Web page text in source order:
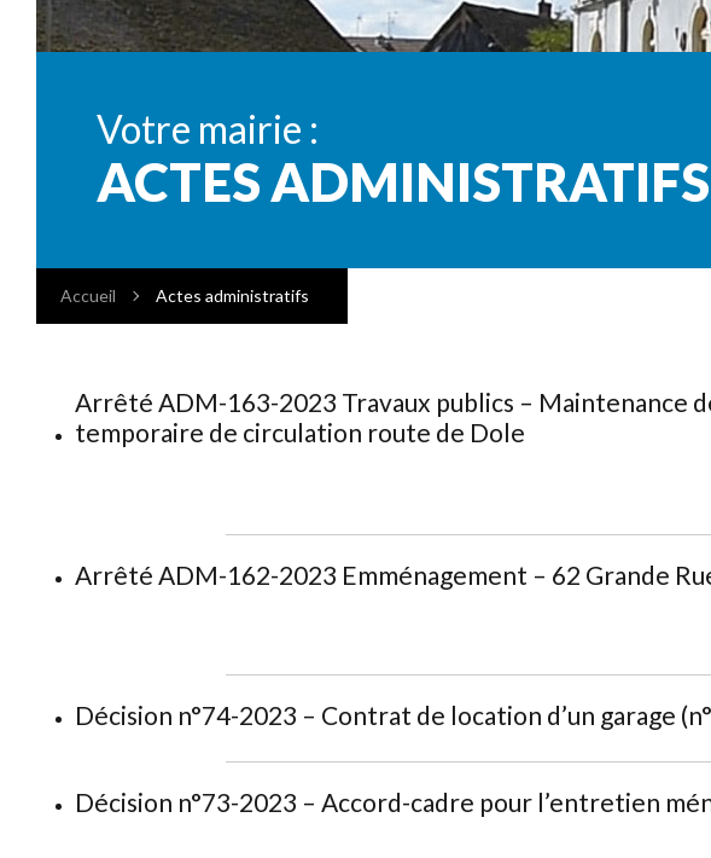
Votre mairie :
ACTES ADMINISTRATIFS
Accueil Actes administratifs
Arrêté ADM-163-2023 Travaux publics – Maintenance
temporaire de circulation route de Dole
Arrêté ADM-162-2023 Emménagement – 62 Grande
Décision n°74-2023 – Contrat de location d’un garage
Décision n°73-2023 – Accord-cadre pour l’entretien